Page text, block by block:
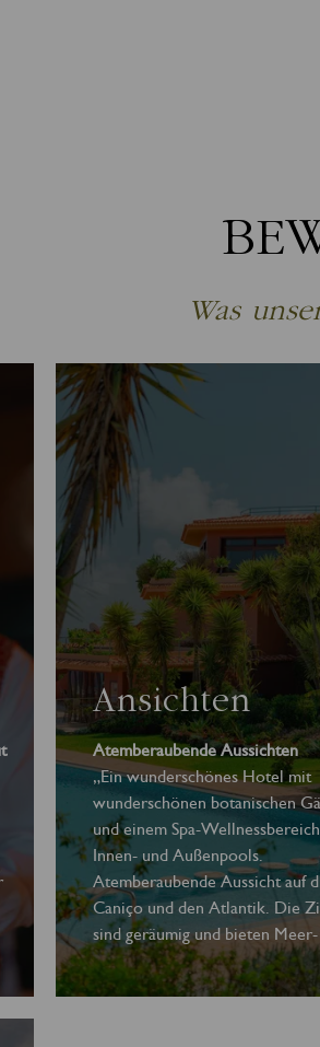
Was
Ansichten
Atemberaubende Aussichten
„Ein wunderschönes Hotel mit
wunderschönen botanischen
und einem Spa-
Innen- und Außenpools.
Atemberaubende Aussicht auf
Caniço und den Atlantik. Die
sind geräumig und bieten Meer-
und/oder Gartenblick. Das
sehr freundlich.“